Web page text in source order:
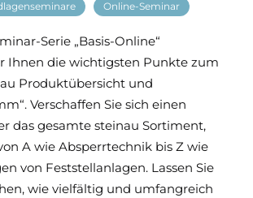
Online-Seminar
Serie „Basis-Online“
Ihnen die wichtigsten Punkte zum
Produktübersicht und
Verschaffen Sie sich einen
das gesamte steinau Sortiment,
A wie Absperrtechnik bis Z wie
von Feststellanlagen. Lassen Sie
wie vielfältig und umfangreich